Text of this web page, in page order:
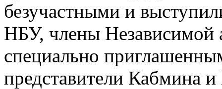
безучастными и
НБУ, члены Независимой
специально
представители Кабмина